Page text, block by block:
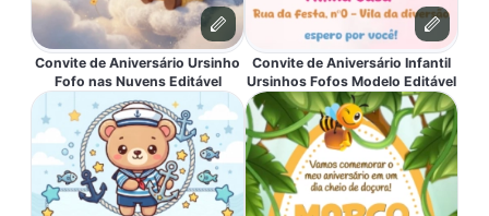
Convite de Aniversário Ursinho
Fofo nas Nuvens Editável
Convite de Aniversário Infantil
Ursinhos Fofos Modelo Editável